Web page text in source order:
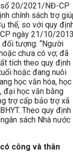
số 20/2021/NĐ-CP
chính sách trợ
thể, so với quy
ngày 21/10/
tượng: “Người
chưa có vợ; đã
tích theo quy định
hoặc đang nuôi
học văn hóa, học
đại học văn bằng
trợ cấp bảo trợ xã
Theo quy định
sách Nhà nước
công và thân